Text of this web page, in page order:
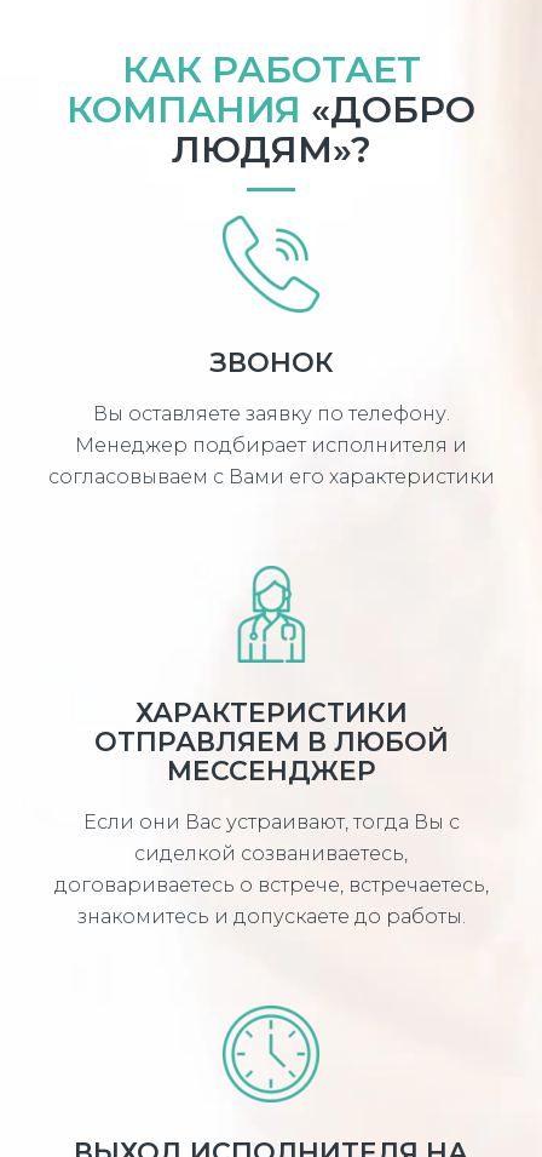
КАК РАБОТАЕТ
КОМПАНИЯ «ДОБРО
ЛЮДЯМ»?
ЗВОНОК
Вы оставляете заявку по телефону.
Менеджер подбирает исполнителя и
согласовываем с Вами его характеристики
ХАРАКТЕРИСТИКИ
ОТПРАВЛЯЕМ В ЛЮБОЙ
МЕССЕНДЖЕР
Если они Вас устраивают, тогда Вы с
сиделкой созваниваетесь,
договариваетесь о встрече, встречаетесь,
знакомитесь и допускаете до работы.